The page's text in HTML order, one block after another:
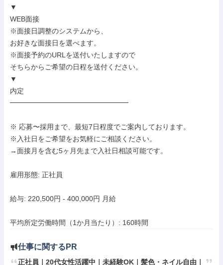
▼
WEB面接
※面接日調整のシステムから、
お好きな面接日を選べます。
※面接予約のURLを送付いたしますので
そちらからご希望の日程を送付ください。
▼
内定
━━━━━━━━━━━━━━━━━
※ 応募〜採用まで、最短7日程度でご案内しております。
※入社日をご希望をお気軽にご相談ください。
→面接月を含む5ヶ月先まで入社日相談可能です。
雇用形態: 正社員
給与: 220,500円 - 400,000円 月給
平均所定労働時間（1か月当たり）: 160時間
仕事に関するPR
正社員｜20代女性活躍中｜未経験OK｜髪色・ネイル自由｜